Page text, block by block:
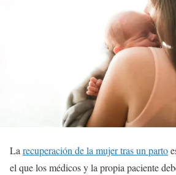
La recuperación de la mujer tras un parto
el que los médicos y la propia paciente